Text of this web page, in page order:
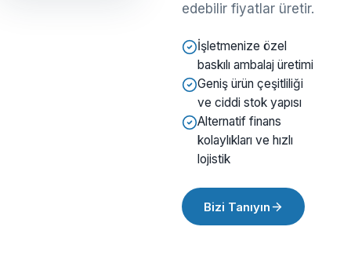
edebilir fiyatlar üretir.
İşletmenize özel
baskılı ambalaj üretimi
Geniş ürün çeşitliliği
ve ciddi stok yapısı
Alternatif finans
kolaylıkları ve hızlı
lojistik
Bizi Tanıyın